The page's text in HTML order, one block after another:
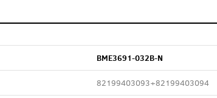
BME3691-032B-N
82199403093+82199403094